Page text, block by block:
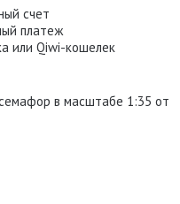
счет
платеж
или Qiwi-кошелек
в масштабе 1:35 от